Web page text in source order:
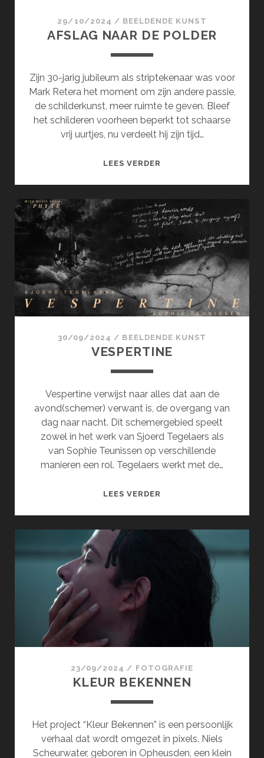
29/10/2024 / BEELDENDE KUNST
AFSLAG NAAR DE POLDER
Zijn 30-jarig jubileum als striptekenaar was voor
Mark Retera het moment om zijn andere passie,
de schilderkunst, meer ruimte te geven. Bleef
het schilderen voorheen beperkt tot schaarse
vrij uurtjes, nu verdeelt hij zijn tijd…
LEES VERDER
POLDER
30/09/2024 / BEELDENDE KUNST
VESPERTINE
Vespertine verwijst naar alles dat aan de
avond(schemer) verwant is, de overgang van
dag naar nacht. Dit schemergebied speelt
zowel in het werk van Sjoerd Tegelaers als
van Sophie Teunissen op verschillende
manieren een rol. Tegelaers werkt met de…
LEES VERDER
23/09/2024 / FOTOGRAFIE
KLEUR BEKENNEN
Het project “Kleur Bekennen” is een persoonlijk
verhaal dat wordt omgezet in pixels. Niels
Scheurwater, geboren in Opheusden, een klein